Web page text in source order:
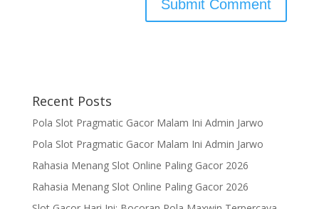
Recent Posts
Pola Slot Pragmatic Gacor Malam Ini Admin Jarwo
Pola Slot Pragmatic Gacor Malam Ini Admin Jarwo
Rahasia Menang Slot Online Paling Gacor 2026
Rahasia Menang Slot Online Paling Gacor 2026